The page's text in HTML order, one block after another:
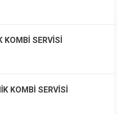
KOMBI SERVISI
KOMBI SERVISI